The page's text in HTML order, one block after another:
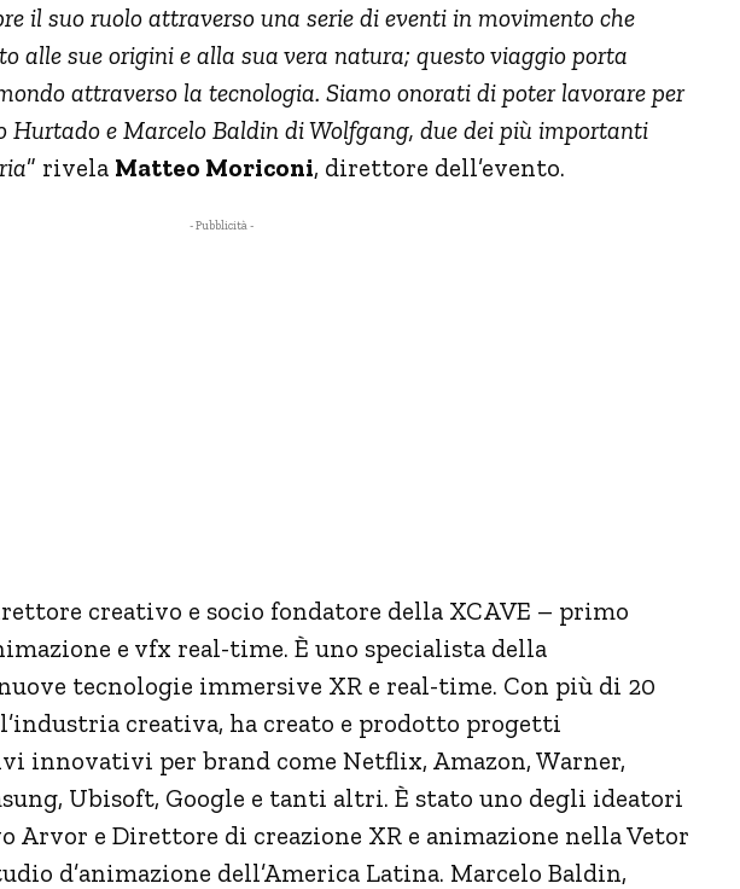
il suo ruolo attraverso una serie di eventi in movimento che
alle sue origini e alla sua vera natura; questo viaggio porta
attraverso la tecnologia. Siamo onorati di poter lavorare per
Hurtado e Marcelo Baldin di Wolfgang, due dei più importanti
” rivela Matteo Moriconi, direttore dell’evento.
- Pubblicità -
creativo e socio fondatore della XCAVE – primo
e vfx real-time. È uno specialista della
tecnologie immersive XR e real-time. Con più di 20
creativa, ha creato e prodotto progetti
innovativi per brand come Netflix, Amazon, Warner,
Ubisoft, Google e tanti altri. È stato uno degli ideatori
Arvor e Direttore di creazione XR e animazione nella Vetor
d’animazione dell’America Latina. Marcelo Baldin,